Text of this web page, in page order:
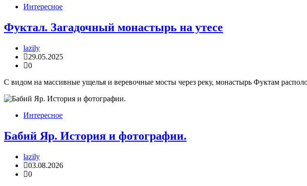
Интересное
Фуктал. Загадочный монастырь на утесе
lazily
29.05.2025
0
С видом на массивные ущелья и веревочные мосты через реку, монастырь Фуктам
Интересное
Бабий Яр. История и фотографии.
lazily
03.08.2026
0